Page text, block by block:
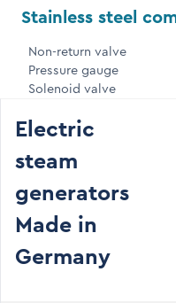
Stainless steel
Non-return valve
Pressure gauge
Solenoid valve
Electric
steam
generators
Made in
Germany